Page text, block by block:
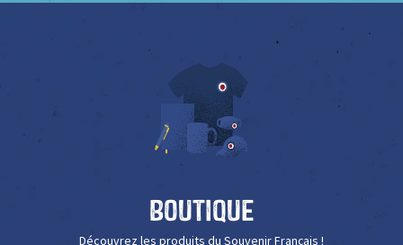
Boutique
Découvrez les produits du Souvenir Français !